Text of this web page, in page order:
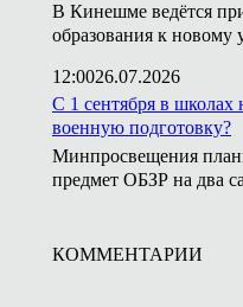
В Кинешме ведётся
образования к новому
12:0026.07.2026
С 1 сентября в школах
военную подготовку?
Минпросвещения
предмет ОБЗР на два
КОММЕНТАРИИ